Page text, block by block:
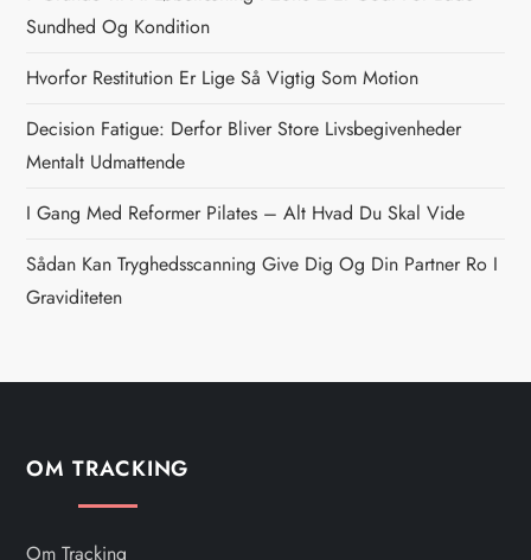
n
a
v
i
g
a
t
o
n
Sundhed Og Kondition
Hvorfor Restitution Er Lige Så Vigtig Som Motion
Decision Fatigue: Derfor Bliver Store Livsbegivenheder
Mentalt Udmattende
I Gang Med Reformer Pilates – Alt Hvad Du Skal Vide
Sådan Kan Tryghedsscanning Give Dig Og Din Partner Ro I
Graviditeten
OM TRACKING
Om Tracking